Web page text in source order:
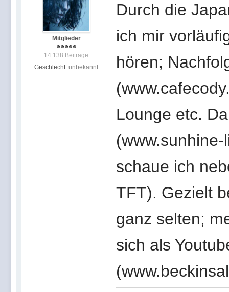
Mitglieder
14.138 Beiträge
Geschlecht: unbekannt
Durch die
ich mir
hören;
Lounge etc.
schaue ich
TFT). Gezielt
ganz selten;
sich als